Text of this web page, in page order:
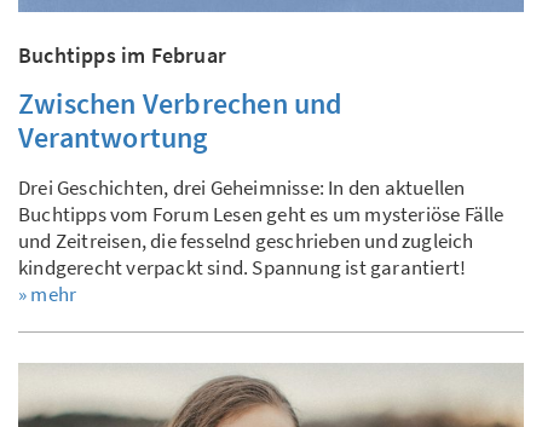
Buchtipps im Februar
Zwischen Verbrechen und
Verantwortung
Drei Geschichten, drei Geheimnisse: In den aktuellen
Buchtipps vom Forum Lesen geht es um mysteriöse Fälle
und Zeitreisen, die fesselnd geschrieben und zugleich
kindgerecht verpackt sind. Spannung ist garantiert!
» mehr